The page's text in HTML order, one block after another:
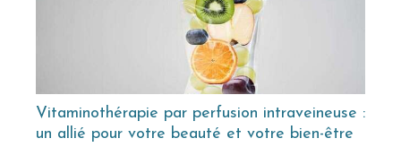
Vitaminothérapie par perfusion intraveineuse :
un allié pour votre beauté et votre bien-être